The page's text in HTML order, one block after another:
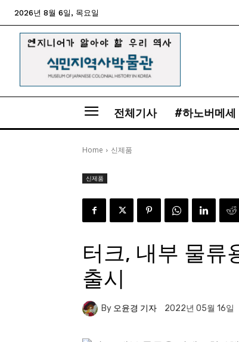
2026년 8월 6일, 목요일
전체기사 #하노버메세
Home 신제품
신제품
터크, 내부 물류
출시
By 오윤경 기자 2022년 05월 16일